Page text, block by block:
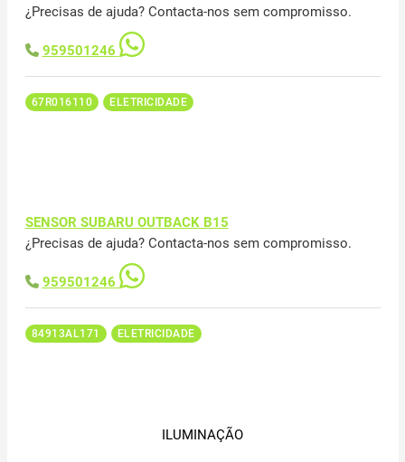
¿Precisas de ajuda? Contacta-nos sem compromisso.
959501246
67R016110 ELETRICIDADE
SENSOR SUBARU OUTBACK B15
¿Precisas de ajuda? Contacta-nos sem compromisso.
959501246
84913AL171 ELETRICIDADE
ILUMINAÇÃO